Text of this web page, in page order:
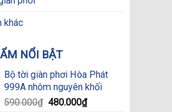
khác
NỔI BẬT
Bộ tời giàn phơi Hòa Phát
999A nhôm nguyên khối
590.000₫ Original
480.000₫Current